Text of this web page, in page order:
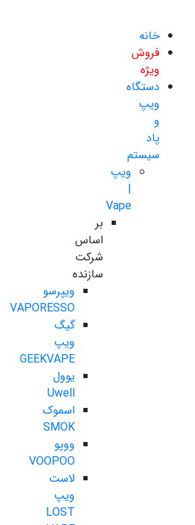
خانه
فروش
ویژه
دستگاه
ویپ
و
پاد
سیستم
ویپ
|
Vape
بر
اساس
شرکت
سازنده
ویپرسو
VAPORESSO
گیگ
ویپ
GEEKVAPE
یوول
Uwell
اسموک
SMOK
ووپو
VOOPOO
لاست
ویپ
LOST